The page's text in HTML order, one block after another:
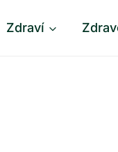
Zdraví